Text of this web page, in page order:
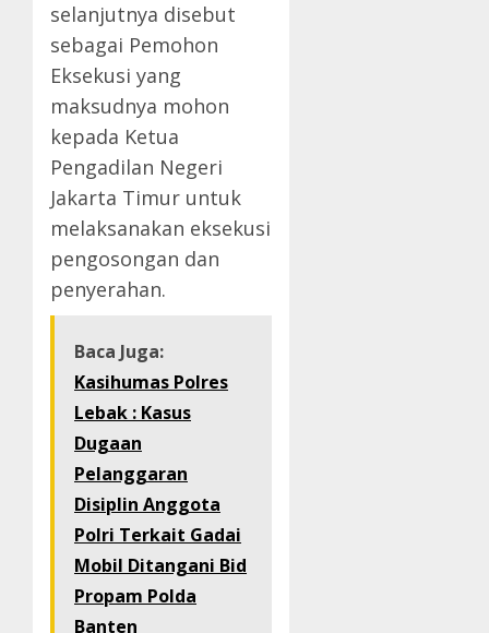
selanjutnya disebut
sebagai Pemohon
Eksekusi yang
maksudnya mohon
kepada Ketua
Pengadilan Negeri
Jakarta Timur untuk
melaksanakan eksekusi
pengosongan dan
penyerahan.
Baca Juga:
Kasihumas Polres
Lebak : Kasus
Dugaan
Pelanggaran
Disiplin Anggota
Polri Terkait Gadai
Mobil Ditangani Bid
Propam Polda
Banten